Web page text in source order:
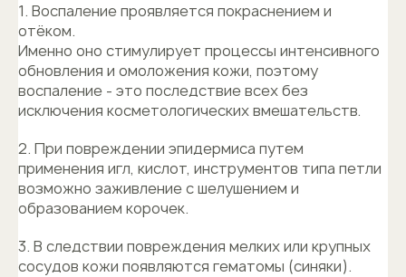
1. Воспаление проявляется покраснением и
отёком.
Именно оно стимулирует процессы интенсивного
обновления и омоложения кожи, поэтому
воспаление - это последствие всех без
исключения косметологических вмешательств.
2. При повреждении эпидермиса путем
применения игл, кислот, инструментов типа петли
возможно заживление с шелушением и
образованием корочек.
3. В следствии повреждения мелких или крупных
сосудов кожи появляются гематомы (синяки).